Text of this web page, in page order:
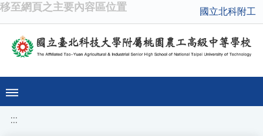
移至網頁之主要內容區位置 國立北科附工
:::